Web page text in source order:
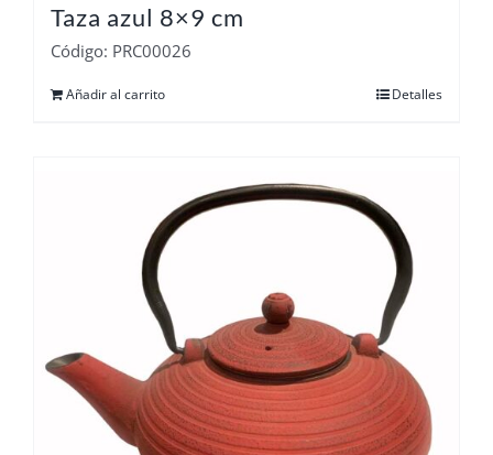
Taza azul 8×9 cm
Código: PRC00026
Añadir al carrito Detalles